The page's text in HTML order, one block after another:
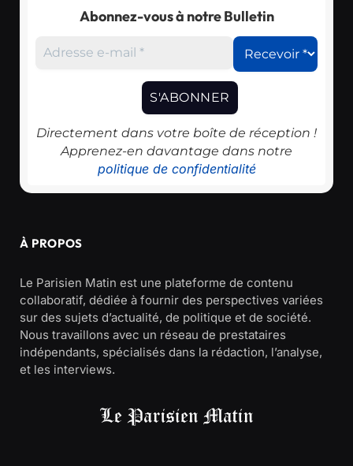
Abonnez-vous à notre Bulletin
Directement dans votre boîte de réception !
Apprenez-en davantage dans notre
politique de confidentialité
À PROPOS
Le Parisien Matin est une plateforme de contenu
collaboratif, dédiée à fournir des perspectives variées
sur des sujets d’actualité, de politique et de société.
Nous travaillons avec un réseau de prestataires
indépendants, spécialisés dans la rédaction, l’analyse,
et les interviews.